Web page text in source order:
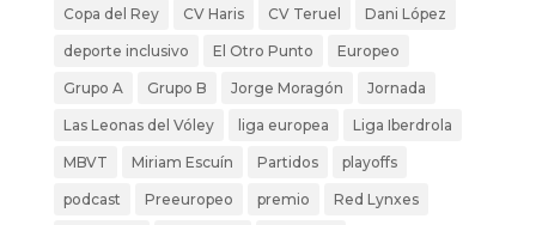
Copa del Rey CV Haris CV Teruel Dani López
deporte inclusivo El Otro Punto Europeo
Grupo A Grupo B Jorge Moragón Jornada
Las Leonas del Vóley liga europea Liga Iberdrola
MBVT Miriam Escuín Partidos playoffs
podcast Preeuropeo premio Red Lynxes